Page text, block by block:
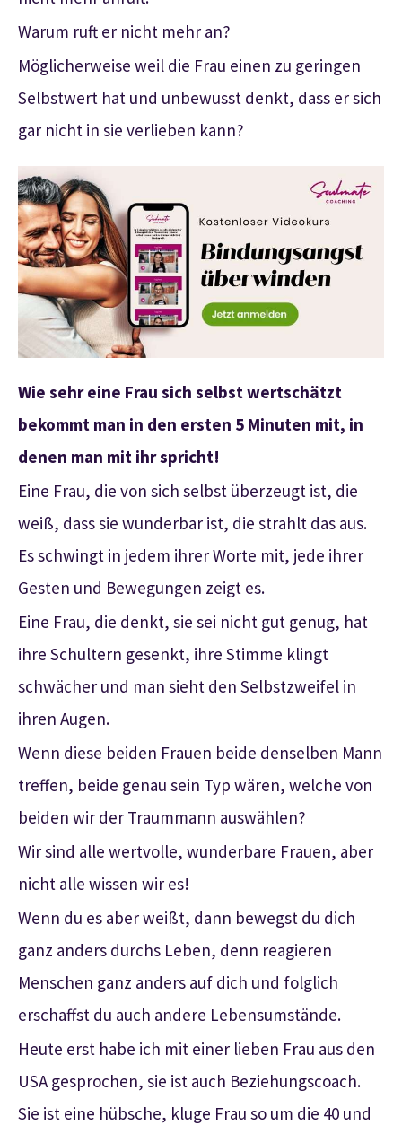
Warum ruft er nicht mehr an?
Möglicherweise weil die Frau einen zu geringen
Selbstwert hat und unbewusst denkt, dass er sich
gar nicht in sie verlieben kann?
Wie sehr eine Frau sich selbst wertschätzt
bekommt man in den ersten 5 Minuten mit, in
denen man mit ihr spricht!
Eine Frau, die von sich selbst überzeugt ist, die
weiß, dass sie wunderbar ist, die strahlt das aus.
Es schwingt in jedem ihrer Worte mit, jede ihrer
Gesten und Bewegungen zeigt es.
Eine Frau, die denkt, sie sei nicht gut genug, hat
ihre Schultern gesenkt, ihre Stimme klingt
schwächer und man sieht den Selbstzweifel in
ihren Augen.
Wenn diese beiden Frauen beide denselben Mann
treffen, beide genau sein Typ wären, welche von
beiden wir der Traummann auswählen?
Wir sind alle wertvolle, wunderbare Frauen, aber
nicht alle wissen wir es!
Wenn du es aber weißt, dann bewegst du dich
ganz anders durchs Leben, denn reagieren
Menschen ganz anders auf dich und folglich
erschaffst du auch andere Lebensumstände.
Heute erst habe ich mit einer lieben Frau aus den
USA gesprochen, sie ist auch Beziehungscoach.
Sie ist eine hübsche, kluge Frau so um die 40 und